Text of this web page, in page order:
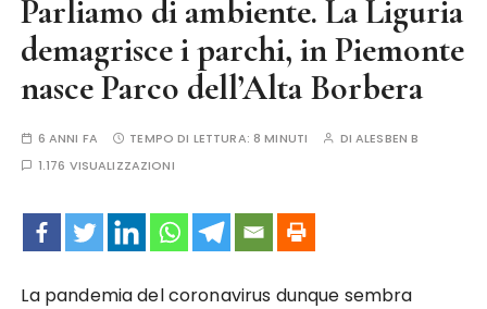
Parliamo di ambiente. La Liguria
demagrisce i parchi, in Piemonte
nasce Parco dell’Alta Borbera
6 ANNI FA TEMPO DI LETTURA:8 MINUTI DI ALESBEN B
1.176 VISUALIZZAZIONI
La pandemia del coronavirus dunque sembra